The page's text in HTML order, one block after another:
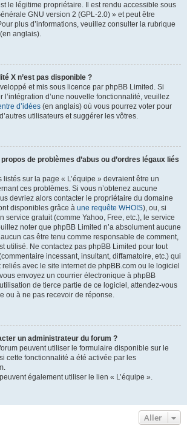
le légitime propriétaire. Il est rendu accessible sous
GNU version 2 (GPL-2.0) » et peut être
plus d’informations, veuillez consulter la rubrique
anglais).
X n’est pas disponible ?
et mis sous licence par phpBB Limited. Si
l’intégration d’une nouvelle fonctionnalité, veuillez
d’idées (en anglais) où vous pourrez voter pour
utilisateurs et suggérer les vôtres.
de problèmes d’abus ou d’ordres légaux liés
listés sur la page « L’équipe » devraient être un
ces problèmes. Si vous n’obtenez aucune
devriez alors contacter le propriétaire du domaine
disponibles grâce à une requête WHOIS), ou, si
service gratuit (comme Yahoo, Free, etc.), le service
noter que phpBB Limited n’a absolument aucune
cas être tenu comme responsable de comment,
utilisé. Ne contactez pas phpBB Limited pour tout
incessant, insultant, diffamatoire, etc.) qui
avec le site internet de phpBB.com ou le logiciel
envoyez un courrier électronique à phpBB
de tierce partie de ce logiciel, attendez-vous
ou à ne pas recevoir de réponse.
un administrateur du forum ?
peuvent utiliser le formulaire disponible sur le
cette fonctionnalité a été activée par les
également utiliser le lien « L’équipe ».
Aller